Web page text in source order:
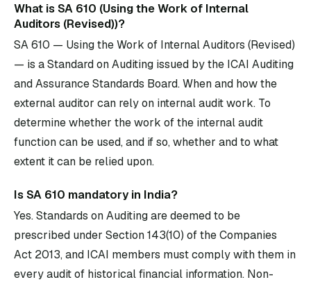
What is SA 610 (Using the Work of Internal
Auditors (Revised))?
SA 610 — Using the Work of Internal Auditors (Revised)
— is a Standard on Auditing issued by the ICAI Auditing
and Assurance Standards Board. When and how the
external auditor can rely on internal audit work. To
determine whether the work of the internal audit
function can be used, and if so, whether and to what
extent it can be relied upon.
Is SA 610 mandatory in India?
Yes. Standards on Auditing are deemed to be
prescribed under Section 143(10) of the Companies
Act 2013, and ICAI members must comply with them in
every audit of historical financial information. Non-